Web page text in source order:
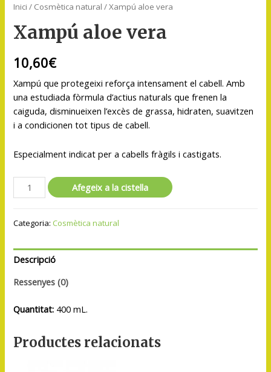
Inici / Cosmètica natural / Xampú aloe vera
Xampú aloe vera
10,60€
Xampú que protegeixi reforça intensament el cabell. Amb
una estudiada fòrmula d’actius naturals que frenen la
caiguda, disminueixen l’excès de grassa, hidraten, suavitzen
i a condicionen tot tipus de cabell.
Especialment indicat per a cabells fràgils i castigats.
Afegeix a la cistella
Categoria: Cosmètica natural
Descripció
Ressenyes (0)
Quantitat: 400 mL.
Productes relacionats